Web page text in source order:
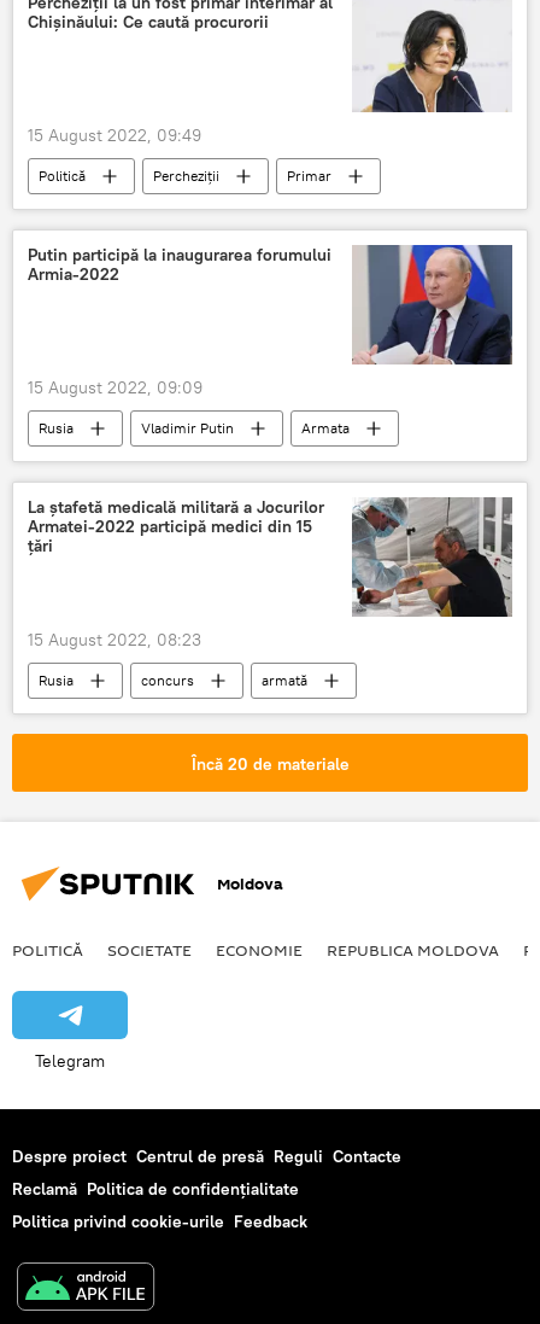
Chișinăului: Ce caută procurorii
15 August 2022, 09:49
Politică Percheziții
Primar
Chișinău
Putin participă la inaugurarea forumului
Armia-2022
15 August 2022, 09:09
Rusia Vladimir Putin
Armata
Forum
La ștafetă medicală militară a Jocurilor
Armatei-2022 participă medici din 15
țări
15 August 2022, 08:23
Rusia concurs armată
Încă 20 de materiale
Moldova
POLITICĂ SOCIETATE ECONOMIE REPUBLICA MOLDOVA
Telegram
Despre proiect Centrul de presă Reguli Contacte
Reclamă Politica de confidențialitate
Politica privind cookie-urile Feedback